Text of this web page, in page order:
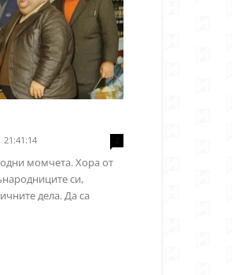
21:41:14
момчета. Хора от
си,
дела. Да са